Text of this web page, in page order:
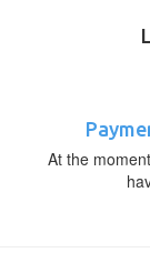
At the